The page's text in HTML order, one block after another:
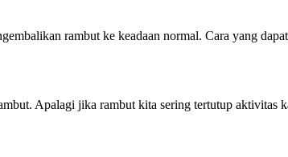
rambut ke keadaan normal. Cara yang
Apalagi jika rambut kita sering tertutup aktivitas